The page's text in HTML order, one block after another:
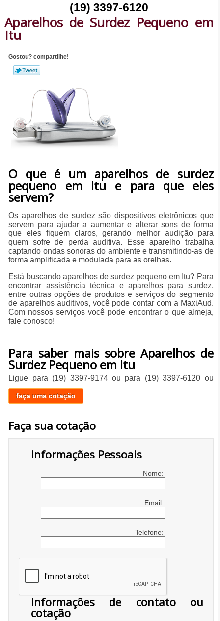
(19) 3397-6120
Aparelhos de Surdez Pequeno em
Itu
Gostou? compartilhe!
O que é um aparelhos de surdez
pequeno em Itu e para que eles
servem?
Os aparelhos de surdez são dispositivos eletrônicos que
servem para ajudar a aumentar e alterar sons de forma
que eles fiquem claros, gerando melhor audição para
quem sofre de perda auditiva. Esse aparelho trabalha
captando ondas sonoras do ambiente e transmitindo-as de
forma amplificada e modulada para as orelhas.
Está buscando aparelhos de surdez pequeno em Itu? Para
encontrar assistência técnica e aparelhos para surdez,
entre outras opções de produtos e serviços do segmento
de aparelhos auditivos, você pode contar com a MaxiAud.
Com nossos serviços você pode encontrar o que almeja,
fale conosco!
Para saber mais sobre Aparelhos de
Surdez Pequeno em Itu
Ligue para (19) 3397-9174ou para (19) 3397-6120 ou
faça uma cotação
Faça sua cotação
Informações Pessoais
Nome:
Email:
Telefone:
Informações de contato ou
cotação